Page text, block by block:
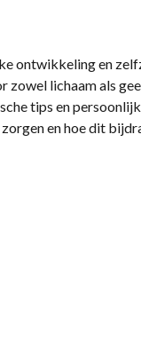
ontwikkeling en
lichaam als
tips en
en hoe dit